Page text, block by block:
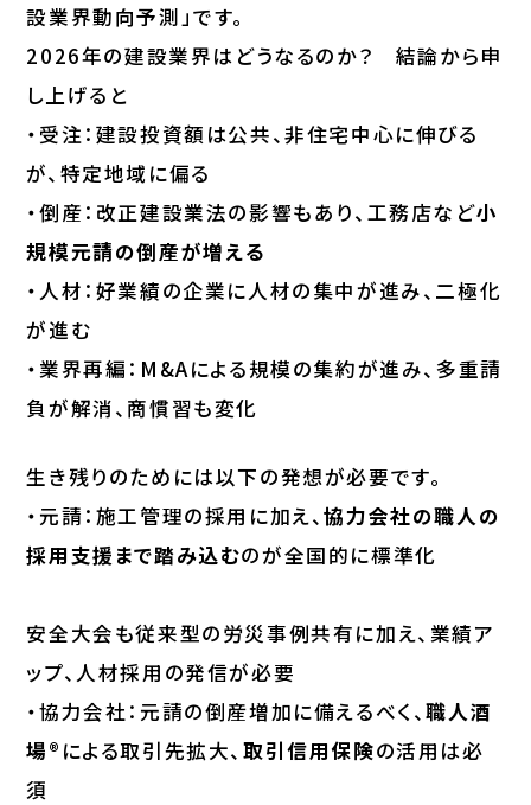
設業界動向予測」です。
2026年の建設業界はどうなるのか？ 結論から申
し上げると
・受注：建設投資額は公共、非住宅中心に伸びる
が、特定地域に偏る
・倒産：改正建設業法の影響もあり、工務店など小
規模元請の倒産が増える
・人材：好業績の企業に人材の集中が進み、二極化
が進む
・業界再編：M&Aによる規模の集約が進み、多重請
負が解消、商慣習も変化
生き残りのためには以下の発想が必要です。
・元請：施工管理の採用に加え、協力会社の職人の
採用支援まで踏み込むのが全国的に標準化
安全大会も従来型の労災事例共有に加え、業績ア
ップ、人材採用の発信が必要
・協力会社：元請の倒産増加に備えるべく、職人酒
場® による取引先拡大、取引信用保険の活用は必
須